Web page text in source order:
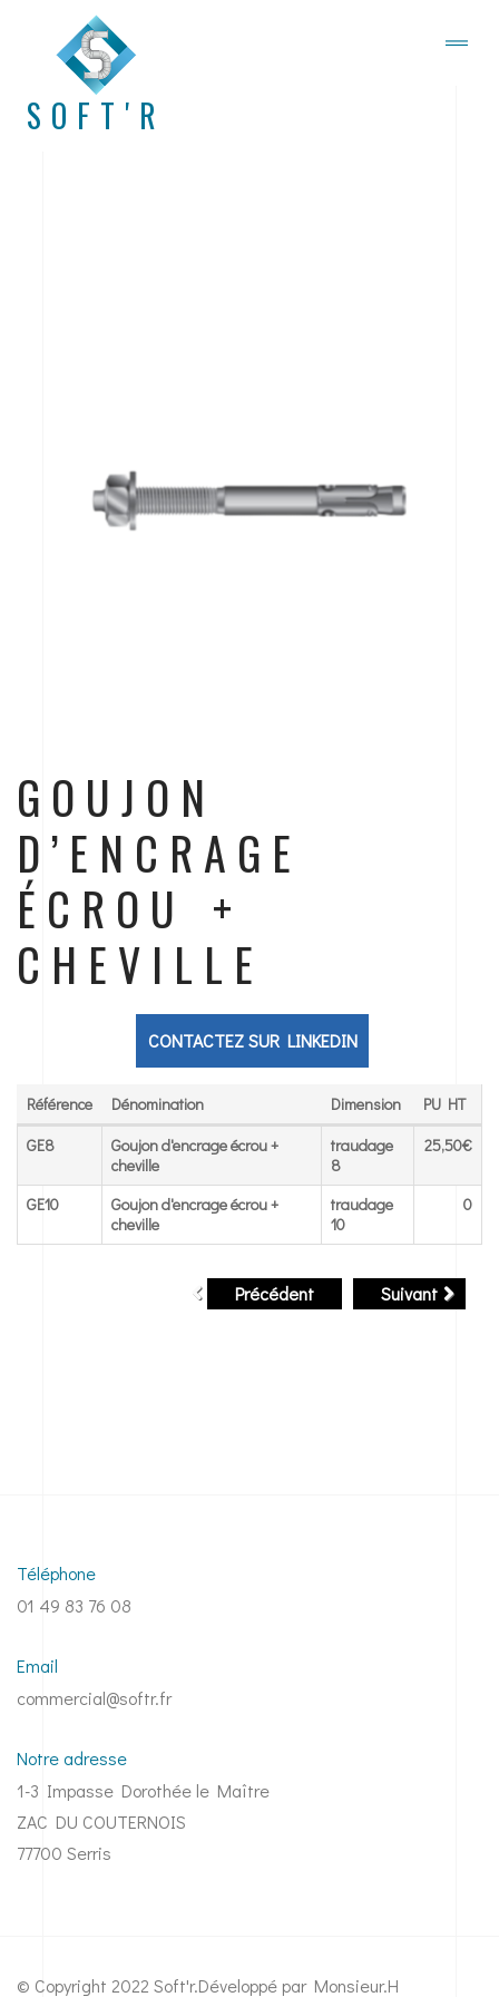
SOFT'R
GOUJON
D’ENCRAGE
ÉCROU +
CHEVILLE
CONTACTEZ SUR LINKEDIN
Référence Dénomination Dimension
PU HT
Référence
Dénomination Dimension PU HT
GE8
Goujon d'encrage écrou +
cheville
traudage
8
25,50€
GE10
Goujon d'encrage écrou +
cheville
traudage
10
0
Précédent Suivant
Téléphone
01 49 83 76 08
Email
commercial@softr.fr
Notre adresse
1-3 Impasse Dorothée le Maître
ZAC DU COUTERNOIS
77700 Serris
© Copyright 2022 Soft'r.Développé par Monsieur.H